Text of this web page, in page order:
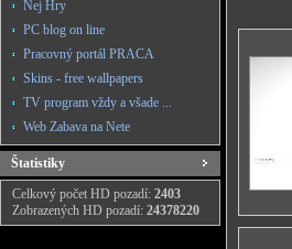
Nej Hry
PC blog on line
Pracovný portál PRACA
Skins - free wallpapers
TV program vždy a všade ...
Web Zabava na Nete
Štatistiky
Celkový počet HD pozadí: 2403
Zobrazených HD pozadí: 24378220